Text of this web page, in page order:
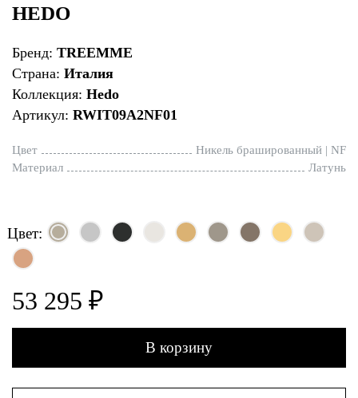
HEDO
Бренд: TREEMME
Страна: Италия
Коллекция: Hedo
Артикул: RWIT09A2NF01
Цвет
Никель брашированный | NF
Материал
Латунь
Цвет:
53 295 ₽
В корзину